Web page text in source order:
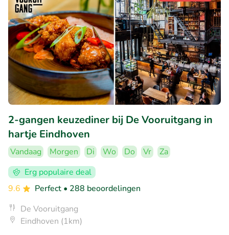
2-gangen keuzediner bij De Vooruitgang in
hartje Eindhoven
Vandaag Morgen Di Wo Do Vr
Za
Erg populaire deal
9.6
Perfect • 288 beoordelingen
De Vooruitgang
Eindhoven (1km)